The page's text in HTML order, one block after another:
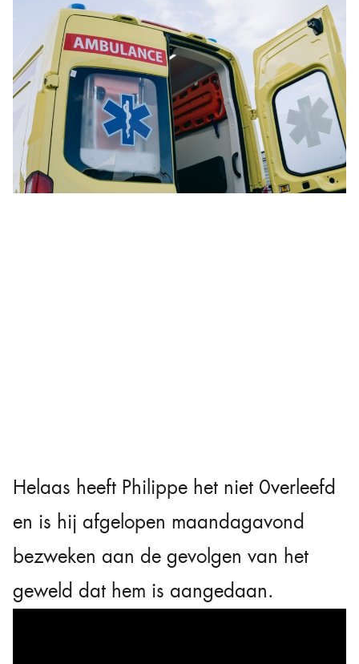
Helaas heeft Philippe het niet 0verleefd
en is hij afgelopen maandagavond
bezweken aan de gevolgen van het
geweld dat hem is aangedaan.